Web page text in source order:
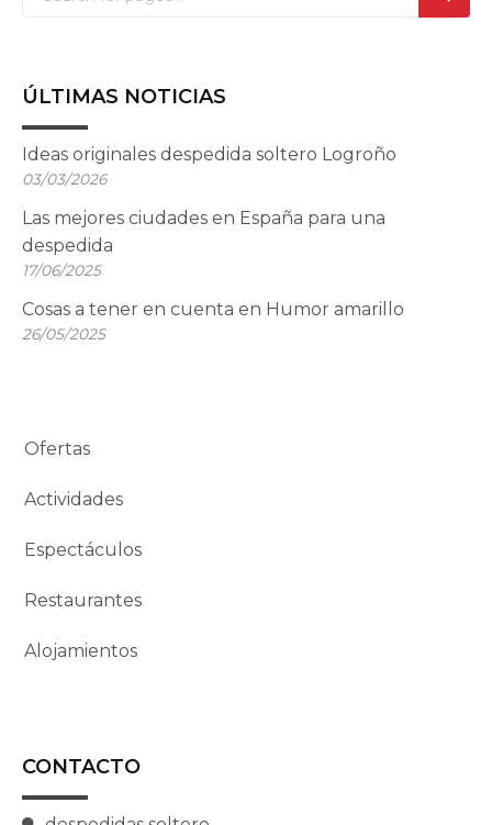
ÚLTIMAS NOTICIAS
Ideas originales despedida soltero Logroño
03/03/2026
Las mejores ciudades en España para una
despedida
17/06/2025
Cosas a tener en cuenta en Humor amarillo
26/05/2025
Ofertas
Actividades
Espectáculos
Restaurantes
Alojamientos
CONTACTO